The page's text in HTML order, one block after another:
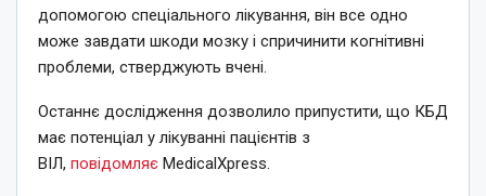
допомогою спеціального лікування, він все одно
може завдати шкоди мозку і спричинити когнітивні
проблеми, стверджують вчені.
Останнє дослідження дозволило припустити, що КБД
має потенціал у лікуванні пацієнтів з
ВІЛ, повідомляє MedicalXрress.